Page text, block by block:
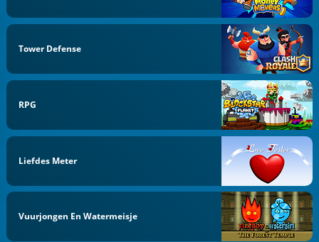
Tower Defense
RPG
Liefdes Meter
Vuurjongen En Watermeisje